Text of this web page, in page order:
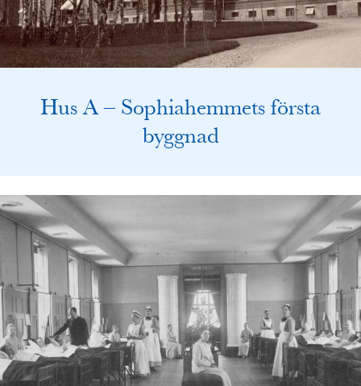
Hus A – Sophiahemmets första
byggnad